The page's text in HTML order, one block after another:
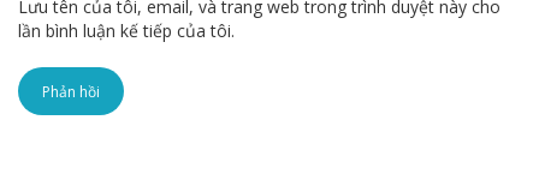
Lưu tên của tôi, email, và trang web trong trình duyệt này cho
lần bình luận kế tiếp của tôi.